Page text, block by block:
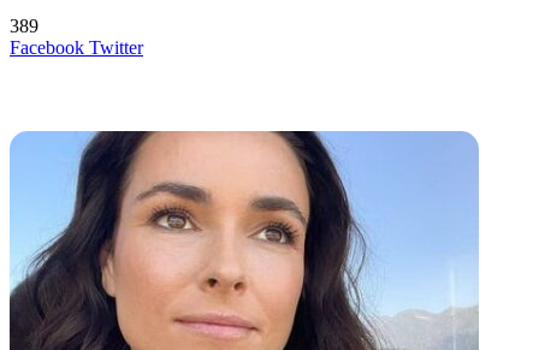
389
Facebook TwitterLinkedIn
Tumblr
Reddit
Вконтакте
Одноклассники
Skype
Messenger
Messenger
WhatsApp
Telegram
Viber
Line
Поделиться
Печатать